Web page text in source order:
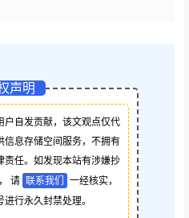
声明
户自发贡献，该文观点仅代
信息存储空间服务，不拥有
责任。如发现本站有涉嫌抄
请 联系我们
一经核实，
行永久封禁处理。